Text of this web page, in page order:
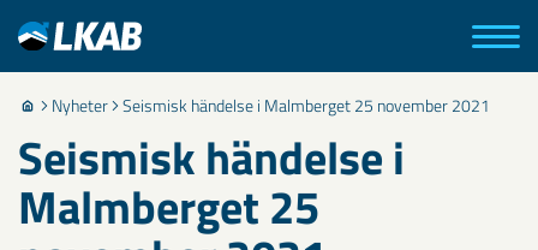
Nyheter Seismisk händelse i Malmberget 25 november 2021
Seismisk händelse i
Malmberget 25